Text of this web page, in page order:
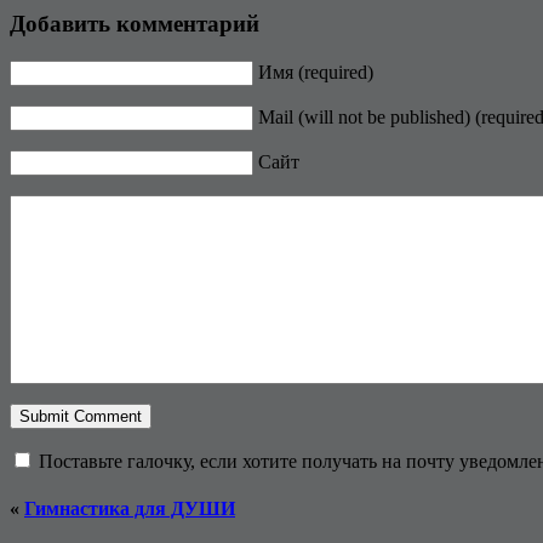
Добавить комментарий
Имя (required)
Mail (will not be published)
Сайт
Поставьте галочку, если хотите получать на почту
« Гимнастика для ДУШИ